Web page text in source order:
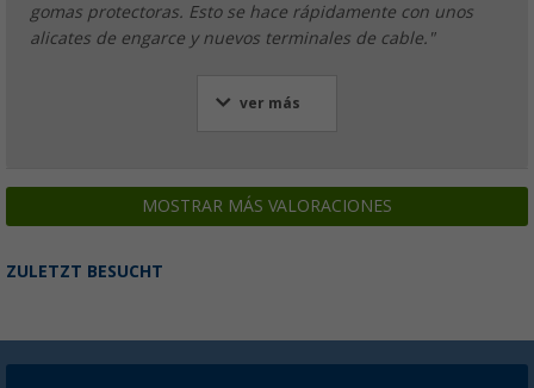
gomas protectoras. Esto se hace rápidamente con unos
alicates de engarce y nuevos terminales de cable."
ver más
MOSTRAR MÁS VALORACIONES
ZULETZT BESUCHT